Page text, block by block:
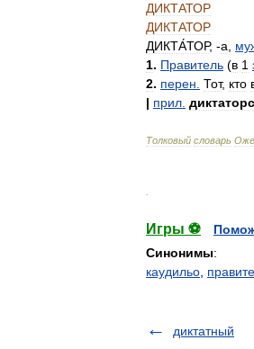
ДИКТАТОР
ДИКТАТОР
ДИКТА́ТОР, -а
1. Правитель (в 1
2. перен Тот, кто
| прил
Толковый словарь
Игры ⚽
Синонимы:
каудильо
диктатный